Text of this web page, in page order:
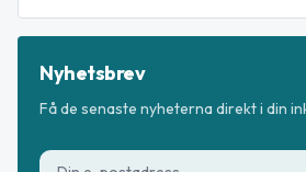
Nyhetsbrev
Få de senaste nyheterna direkt i din